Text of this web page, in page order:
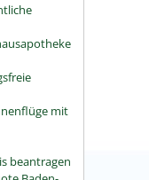
mit
beantragen